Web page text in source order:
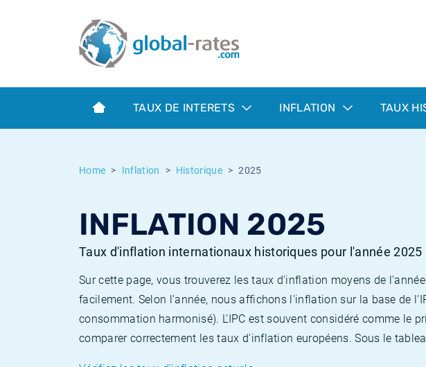
TAUX DE INTERETS INFLATION TAUX
Home Inflation Historique 2025
INFLATION 2025
Taux d'inflation internationaux historiques pour l'année 2025
Sur cette page, vous trouverez les taux d'inflation moyens de
facilement. Selon l'année, nous affichons l'inflation sur la base de
consommation harmonisé). L'IPC est souvent considéré comme le
comparer correctement les taux d'inflation européens. Sous le
Term SOFR
Qu'est-ce que l'inflation IPC?
Qu'est-ce que l'inflation IPCH?
Taux Euribor historiques
Taux ESTER historiques
Taux d'inflation historiques
Calculateur d’inflation